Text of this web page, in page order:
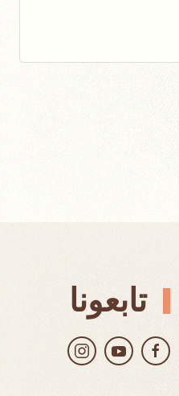
تابعونا